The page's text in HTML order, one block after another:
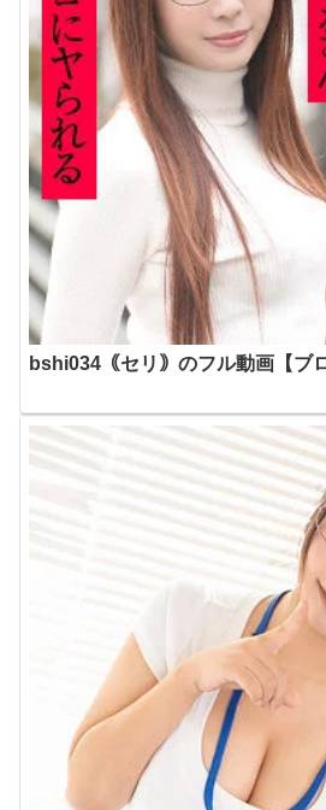
bshi034｟セリ｠のフル動画【ブ